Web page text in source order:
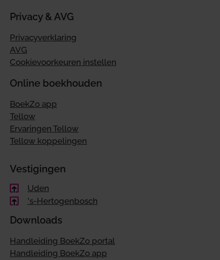
Privacy & AVG
Privacyverklaring
AVG
Cookievoorkeuren instellen
Online boekhouden
BoekZo app
Tellow
Ervaringen Tellow
Tellow koppelingen
Vestigingen
Uden
's-Hertogenbosch
Downloads
Handleiding BoekZo portal
Handleiding BoekZo app